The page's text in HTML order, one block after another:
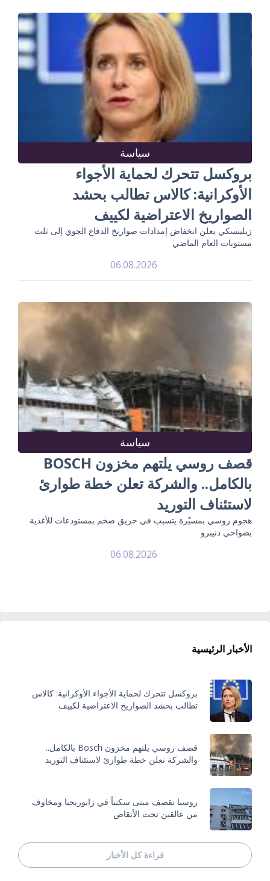
سياسة
بروكسل تتحرك لحماية الأجواء
الأوكرانية: كالاس تطالب بحشد
الصواريخ الاعتراضية لكييف
زيلينسكي يعلن انخفاض إمدادات صواريخ الدفاع الجوي إلى ثلث
مستويات العام الماضي
06.08.2026
سياسة
قصف روسي يلتهم مخزون BOSCH
بالكامل.. والشركة تعلن خطة طوارئ
لاستئناف التوريد
هجوم روسي بمسيّرة يتسبب في حريق ضخم بمستودعات للأغذية
بضواحي دنيبرو
06.08.2026
الأخبار الرئيسية
بروكسل تتحرك لحماية الأجواء الأوكرانية: كالاس
تطالب بحشد الصواريخ الاعتراضية لكييف
قصف روسي يلتهم مخزون Bosch بالكامل..
والشركة تعلن خطة طوارئ لاستئناف التوريد
روسيا تقصف مبنى سكنياً في زابوريجيا ومخاوف
من عالقين تحت الأنقاض
قراءة كل الأخبار